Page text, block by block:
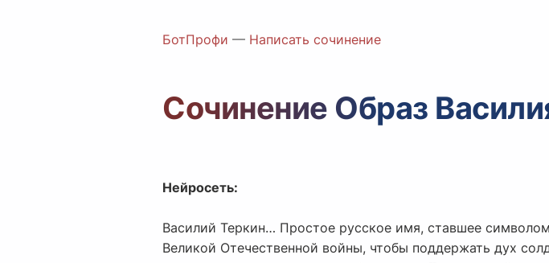
БотПрофи — Написать сочинение
Сочинение Образ
Нейросеть:
Василий Теркин… Простое русское имя, ставшее
Великой Отечественной войны, чтобы поддержать дух